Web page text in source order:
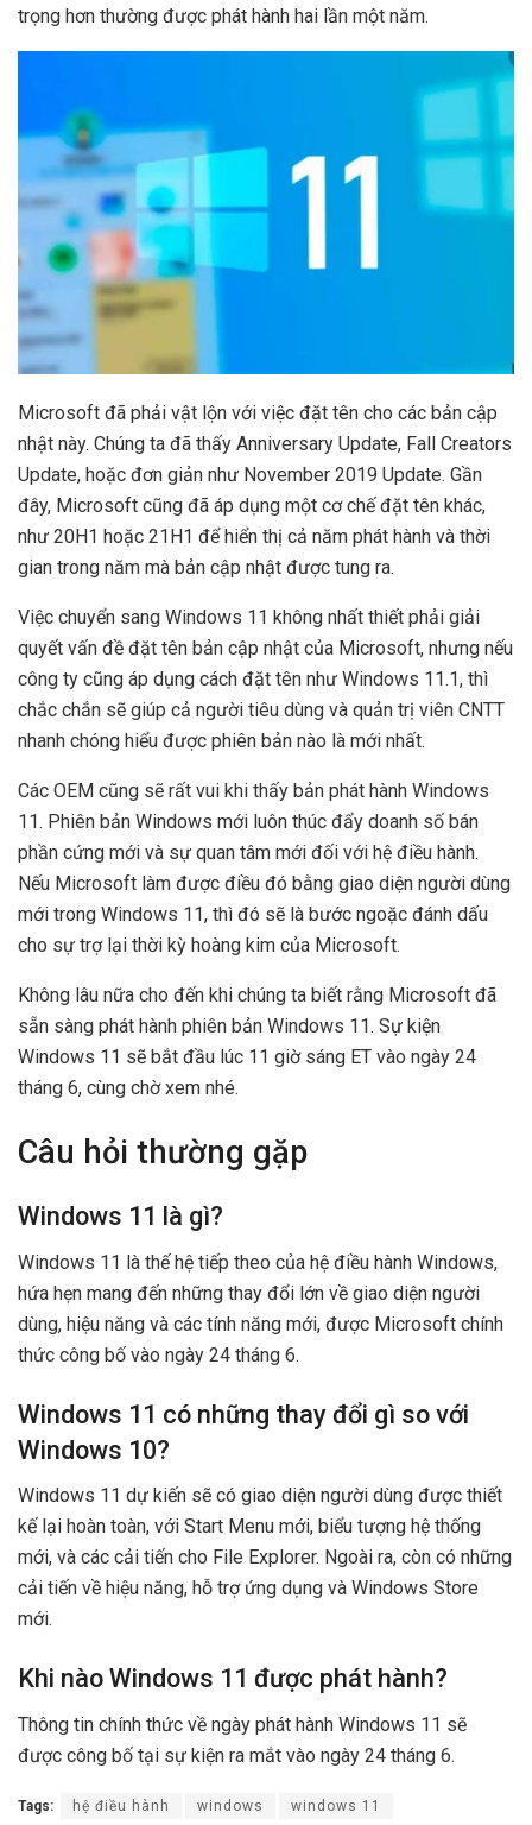
trọng hơn thường được phát hành hai lần một năm.
Microsoft đã phải vật lộn với việc đặt tên cho các bản cập
nhật này. Chúng ta đã thấy Anniversary Update, Fall Creators
Update, hoặc đơn giản như November 2019 Update. Gần
đây, Microsoft cũng đã áp dụng một cơ chế đặt tên khác,
như 20H1 hoặc 21H1 để hiển thị cả năm phát hành và thời
gian trong năm mà bản cập nhật được tung ra.
Việc chuyển sang Windows 11 không nhất thiết phải giải
quyết vấn đề đặt tên bản cập nhật của Microsoft, nhưng nếu
công ty cũng áp dụng cách đặt tên như Windows 11.1, thì
chắc chắn sẽ giúp cả người tiêu dùng và quản trị viên CNTT
nhanh chóng hiểu được phiên bản nào là mới nhất.
Các OEM cũng sẽ rất vui khi thấy bản phát hành Windows
11. Phiên bản Windows mới luôn thúc đẩy doanh số bán
phần cứng mới và sự quan tâm mới đối với hệ điều hành.
Nếu Microsoft làm được điều đó bằng giao diện người dùng
mới trong Windows 11, thì đó sẽ là bước ngoặc đánh dấu
cho sự trợ lại thời kỳ hoàng kim của Microsoft.
Không lâu nữa cho đến khi chúng ta biết rằng Microsoft đã
sẵn sàng phát hành phiên bản Windows 11. Sự kiện
Windows 11 sẽ bắt đầu lúc 11 giờ sáng ET vào ngày 24
tháng 6, cùng chờ xem nhé.
Câu hỏi thường gặp
Windows 11 là gì?
Windows 11 là thế hệ tiếp theo của hệ điều hành Windows,
hứa hẹn mang đến những thay đổi lớn về giao diện người
dùng, hiệu năng và các tính năng mới, được Microsoft chính
thức công bố vào ngày 24 tháng 6.
Windows 11 có những thay đổi gì so với
Windows 10?
Windows 11 dự kiến sẽ có giao diện người dùng được thiết
kế lại hoàn toàn, với Start Menu mới, biểu tượng hệ thống
mới, và các cải tiến cho File Explorer. Ngoài ra, còn có những
cải tiến về hiệu năng, hỗ trợ ứng dụng và Windows Store
mới.
Khi nào Windows 11 được phát hành?
Thông tin chính thức về ngày phát hành Windows 11 sẽ
được công bố tại sự kiện ra mắt vào ngày 24 tháng 6.
Tags: hệ điều hành windows windows 11